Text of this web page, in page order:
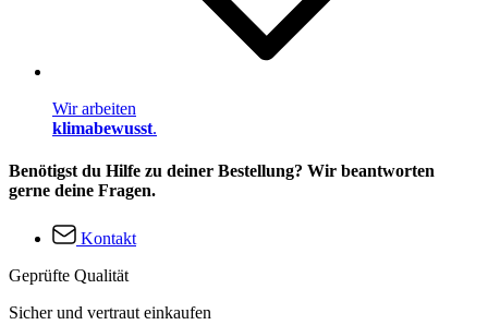
Wir arbeiten
klimabewusst.
Benötigst du Hilfe zu deiner Bestellung? Wir beantworten
gerne deine Fragen.
Kontakt
Geprüfte Qualität
Sicher und vertraut einkaufen